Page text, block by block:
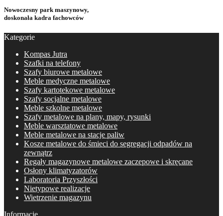
Nowoczesny park maszynowy,
doskonała kadra fachowców
Kategorie
Kompas Jutra
Szafki na telefony
Szafy biurowe metalowe
Meble medyczne metalowe
Szafy kartotekowe metalowe
Szafy socjalne metalowe
Meble szkolne metalowe
Szafy metalowe na plany, mapy, rysunki
Meble warsztatowe metalowe
Meble metalowe na stacje paliw
Kosze metalowe do śmieci do segregacji odpadów na
zewnątrz
Regały magazynowe metalowe zaczepowe i skręcane
Osłony klimatyzatorów
Laboratoria Przyszłości
Nietypowe realizacje
Wietrzenie magazynu
Informacje